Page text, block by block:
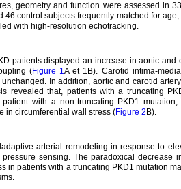
geometry and function were assessed in
46 control subjects frequently matched for
with high-resolution echotracking.
patients displayed an increase in aortic
(Figure 1A et 1B). Carotid intima-
In addition, aortic and carotid
revealed that, patients with a truncating
with a non-truncating PKD1
in circumferential wall stress (Figure 2 B).
arterial remodeling in response to
sensing. The paradoxical decrease
in patients with a truncating PKD1 mutation